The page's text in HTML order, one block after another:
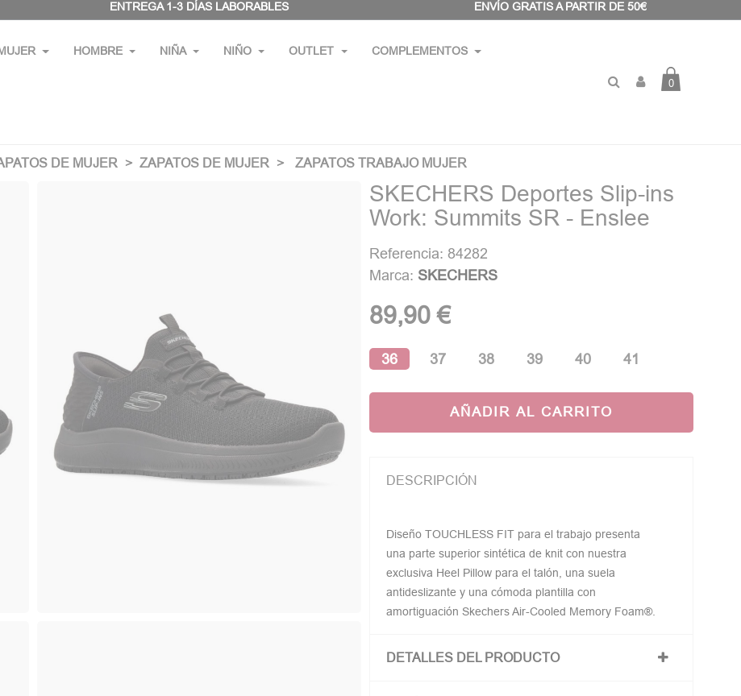
ENTREGA 1-3 DÍAS LABORABLES ENVÍO GRATIS A PARTIR DE 50€
HOMBRE NIÑA NIÑO OUTLET COMPLEMENTOS
0
DE MUJER ZAPATOS DE MUJER ZAPATOS TRABAJO MUJER
SKECHERS Deportes Slip-ins
Work: Summits SR - Enslee
Referencia: 84282
Marca: SKECHERS
89,90 €
36 37 38 39 40 41
AÑADIR AL CARRITO
DESCRIPCIÓN
Diseño TOUCHLESS FIT para el trabajo presenta
una parte superior sintética de knit con nuestra
exclusiva Heel Pillow para el talón, una suela
antideslizante y una cómoda plantilla con
amortiguación Skechers Air-Cooled Memory Foam®.
DETALLES DEL PRODUCTO